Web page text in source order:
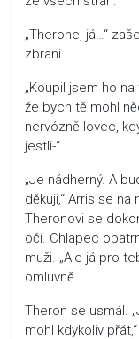
„Therone, já…“
zbrani.
„Koupil jsem ho
že bych tě mohl
nervózně lovec,
jestli-“
„Je nádherný. A
děkuji,“ Arris se
Theronovi se
oči. Chlapec
muži. „Ale já pro
omluvně.
Theron se usmál.
mohl kdykoliv